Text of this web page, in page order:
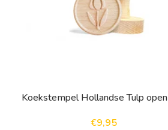
Koekstempel Hollandse Tulp open
€9,95